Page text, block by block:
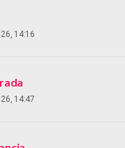
14:16
14:47